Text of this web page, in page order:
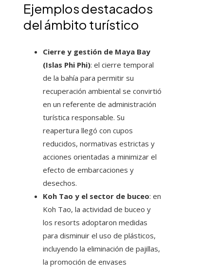
Ejemplos destacados
del ámbito turístico
Cierre y gestión de Maya Bay
(Islas Phi Phi): el cierre temporal
de la bahía para permitir su
recuperación ambiental se convirtió
en un referente de administración
turística responsable. Su
reapertura llegó con cupos
reducidos, normativas estrictas y
acciones orientadas a minimizar el
efecto de embarcaciones y
desechos.
Koh Tao y el sector de buceo: en
Koh Tao, la actividad de buceo y
los resorts adoptaron medidas
para disminuir el uso de plásticos,
incluyendo la eliminación de pajillas,
la promoción de envases